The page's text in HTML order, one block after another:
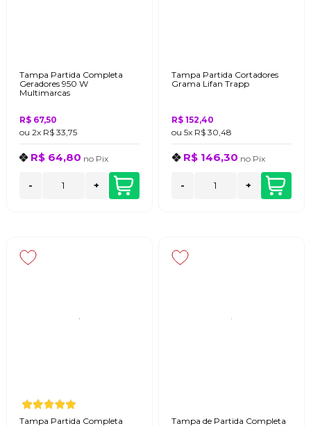
Tampa Partida Completa
Geradores 950 W
Multimarcas
R$ 67,50
ou 2x R$ 33,75
R$ 64,80 no Pix
- +
Tampa Partida Cortadores
Grama Lifan Trapp
R$ 152,40
ou 5x R$ 30,48
R$ 146,30 no Pix
- +
Tampa Partida Completa
Tampa de Partida Completa